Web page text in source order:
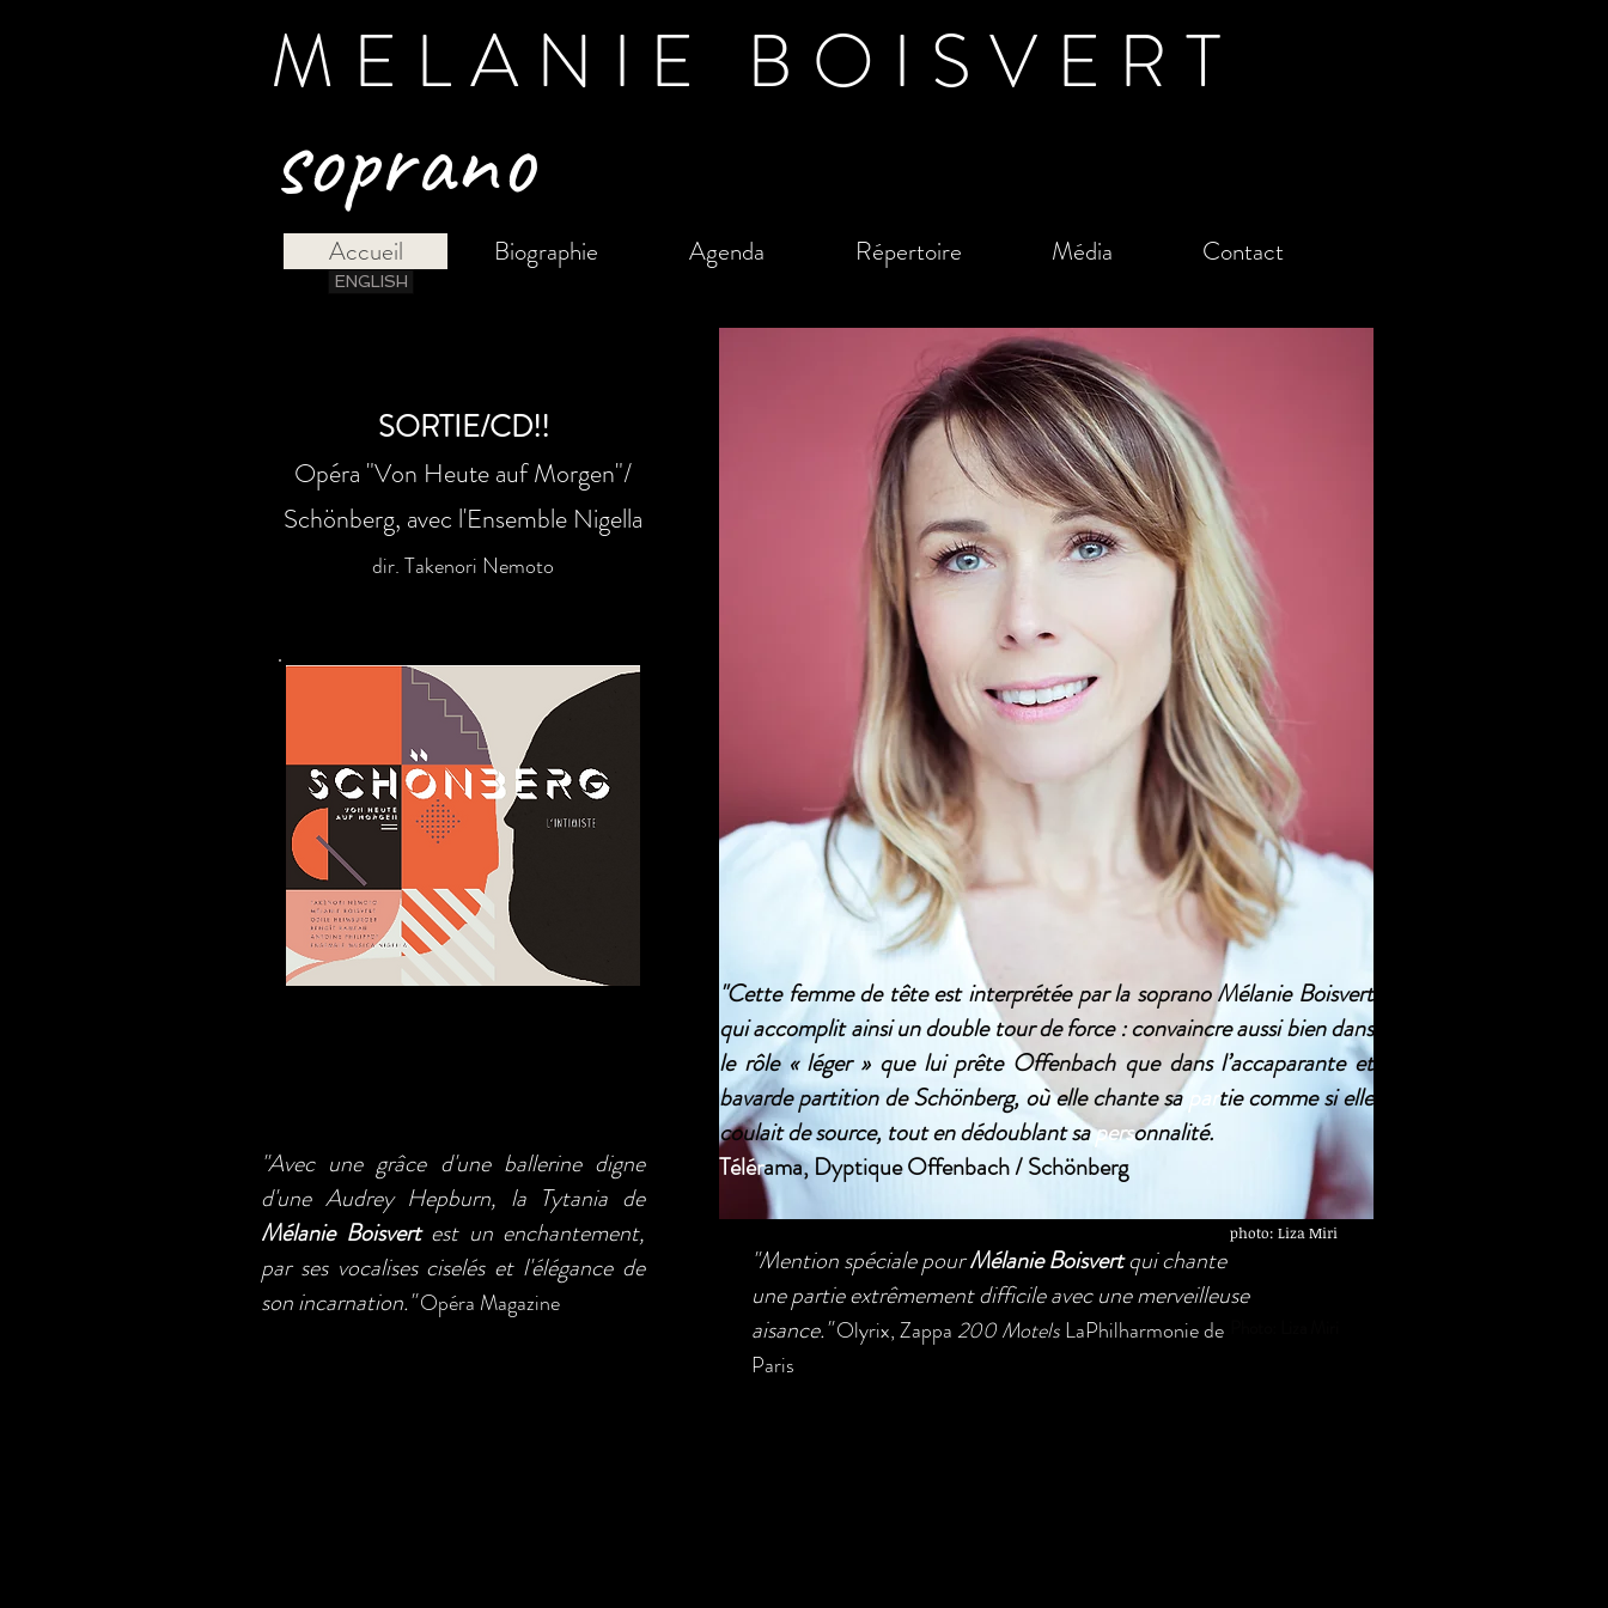
MELANIE BOISVERT
soprano
Accueil Biographie Agenda Répertoire Média Contact
ENGLISH
SORTIE/CD!!
Opéra "Von Heute auf Morgen"/
Schönberg, avec l'Ensemble Nigella
dir. Takenori Nemoto
"Avec une grâce d'une ballerine digne
d'une Audrey Hepburn, la Tytania de
Mélanie Boisvertest un enchantement,
par ses vocalises ciselés et l'élégance de
son incarnation."Opéra Magazine
"Cette femme de tête est interprétée par la soprano Mélanie Boisvert
qui accomplit ainsi un double tour de force : convaincre aussi bien dans
le rôle « léger » que lui prête Offenbach que dans l’accaparante et
bavarde partition de Schönberg, où elle chante sa partie comme si elle
coulait de source, tout en dédoublant sapersonnalité.
Télérama, Dyptique Offenbach / Schönberg
photo: Liza Miri
"Mention spéciale pourMélanie Boisvertqui chante
une partie extrêmement difficile avec une merveilleuse
aisance."Olyrix, Zappa200 MotelsLaPhilharmonie de
Paris